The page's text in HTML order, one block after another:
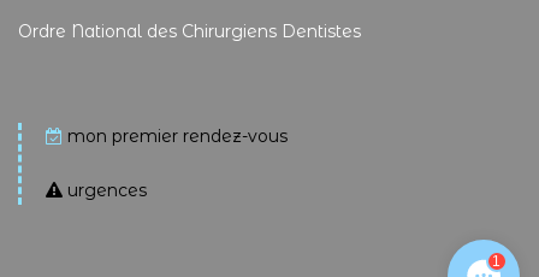
Ordre National des Chirurgiens Dentistes
mon premier rendez-vous
urgences
1